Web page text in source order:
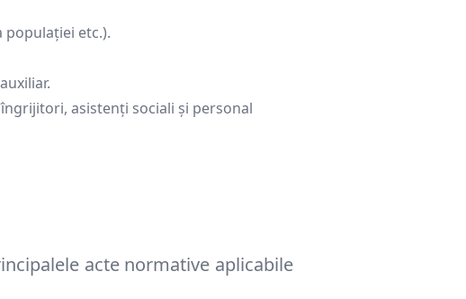
etc.).
asistenți sociali și personal
acte normative aplicabile